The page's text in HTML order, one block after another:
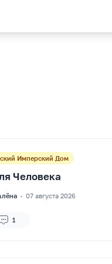
Имперский Дом
Человека
· 07 августа 2026
1